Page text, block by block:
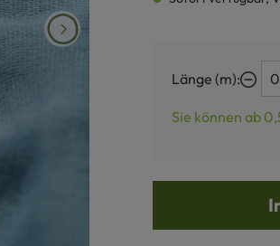
Länge (m):
Sie können ab